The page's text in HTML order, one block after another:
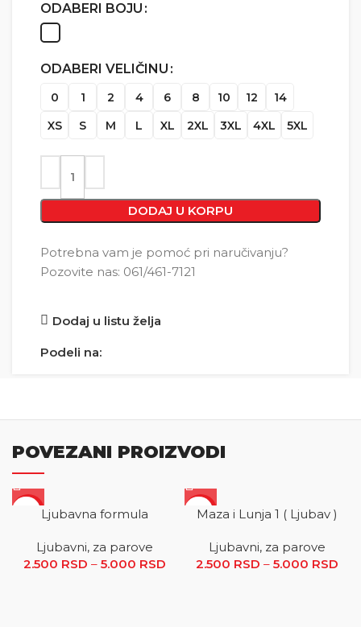
ODABERI BOJU
ODABERI VELIČINU
0 1 2 4 6 8 10 12
14
XS
S M L XL 2XL 3XL 4XL 5XL
DODAJ U KORPU
Potrebna vam je pomoć pri naručivanju?
Pozovite nas: 061/461-7121
Dodaj u listu želja
Podeli na:
POVEZANI PROIZVODI
Ljubavna formula
Ljubavni, za parove
2.500 RSD – 5.000 RSD
Raspon cena: od 2.500 RSD
SALE
Maza i Lunja 1 ( Ljubav )
Ljubavni, za parove
2.500 RSD – 5.000 RSD